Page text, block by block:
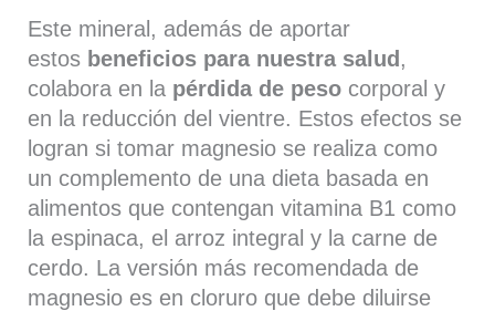
Este mineral, además de aportar
estos beneficios para nuestra salud ,
colabora en la pérdida de peso corporal y
en la reducción del vientre. Estos efectos se
logran si tomar magnesio se realiza como
un complemento de una dieta basada en
alimentos que contengan vitamina B1 como
la espinaca, el arroz integral y la carne de
cerdo. La versión más recomendada de
magnesio es en cloruro que debe diluirse